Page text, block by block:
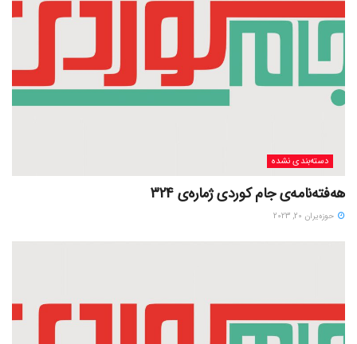
دسته‌بندی نشده
هەفتەنامەی جام کوردی ژمارەی 324
حوزه‌یران 20, 2023